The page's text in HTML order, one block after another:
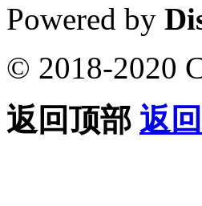
Powered by
© 2018-2020
返回顶部 返